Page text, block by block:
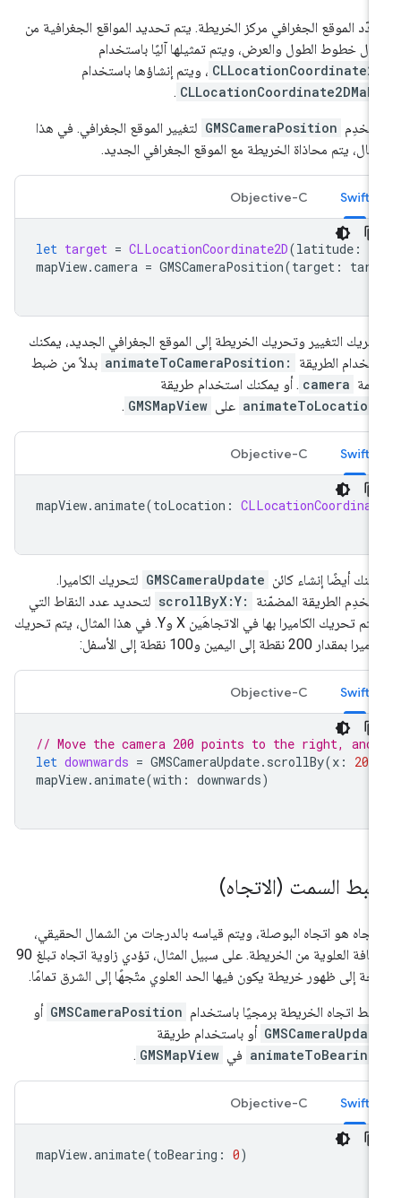
الموقع الجغرافي مركز الخريطة. يتم تحديد المواقع الجغرافية من
خطوط الطول والعرض، ويتم تمثيلها آليًا باستخدام
، ويتم إنشاؤها باستخدام
.
GMSCameraPosition لتغيير الموقع الجغرافي. في هذا
يتم محاذاة الخريطة مع الموقع الجغرافي الجديد.
Swift
Objective-C
let target = CLLocationCoordinate2D(latitude
mapView.camera = GMSCameraPosition(target:
التغيير وتحريك الخريطة إلى الموقع الجغرافي الجديد، يمكنك
الطريقة animateToCameraPosition: بدلاً من ضبط
camera . أو يمكنك استخدام طريقة
على GMSMapView
.
Swift
Objective-C
mapView.animate(toLocation:
أيضًا إنشاء كائن GMSCameraUpdate لتحريك الكاميرا.
الطريقة المضمّنة scrollByX:Y: لتحديد عدد النقاط التي
سيتم تحريك الكاميرا بها في الاتجاهَين X وY. في هذا المثال، يتم تحريك
بمقدار 200 نقطة إلى اليمين و100 نقطة إلى الأسفل:
Swift
Objective-C
// Move the camera 200 points to the right, and
let downwards = GMSCameraUpdate.scrollBy x:
mapView.animate(with: downwards
السمت (الاتجاه)
هو اتجاه البوصلة، ويتم قياسه بالدرجات من الشمال الحقيقي،
للحافة العلوية من الخريطة. على سبيل المثال، تؤدي زاوية اتجاه تبلغ 90
إلى ظهور خريطة يكون فيها الحد العلوي متّجهًا إلى الشرق تمامًا.
اتجاه الخريطة برمجيًا باستخدام GMSCameraPosition أو
أو باستخدام طريقة
في GMSMapView
.
Swift
Objective-C
mapView.animate(toBearing: